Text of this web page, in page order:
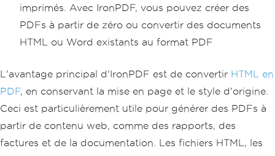
imprimés. Avec IronPDF, vous pouvez créer des
PDFs à partir de zéro ou convertir des documents
HTML ou Word existants au format PDF
L'avantage principal d'IronPDF est de convertir HTML en
PDF, en conservant la mise en page et le style d'origine.
Ceci est particulièrement utile pour générer des PDFs à
partir de contenu web, comme des rapports, des
factures et de la documentation. Les fichiers HTML, les